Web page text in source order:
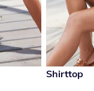
29,99 €
Shirttop